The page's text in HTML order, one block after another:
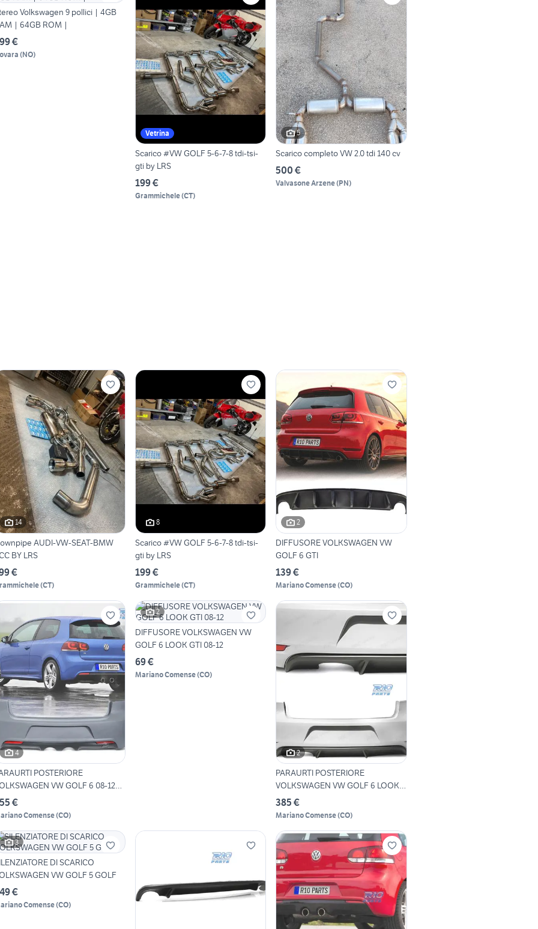
Volkswagen 9 pollici | 4GB
| 64GB ROM |
€
(NO)
Vetrina
Scarico #VW GOLF 5-6-7-8 tdi-tsi-
gti by LRS
199 €
Grammichele(CT)
5
Scarico completo VW 2.0 tdi 140 cv
500 €
Valvasone Arzene(PN)
14
AUDI-VW-SEAT-BMW
BY LRS
€
(CT)
8
Scarico #VW GOLF 5-6-7-8 tdi-tsi-
gti by LRS
199 €
Grammichele(CT)
2
DIFFUSORE VOLKSWAGEN VW
GOLF 6 GTI
139 €
Mariano Comense(CO)
4
POSTERIORE
VW GOLF 6 08-12
€
Comense(CO)
2
DIFFUSORE VOLKSWAGEN VW
GOLF 6 LOOK GTI 08-12
69 €
Mariano Comense(CO)
2
PARAURTI POSTERIORE
VOLKSWAGEN VW GOLF 6 LOOK
GTI
385 €
Mariano Comense(CO)
3
DI SCARICO
VW GOLF 5 GOLF
€
Comense(CO)